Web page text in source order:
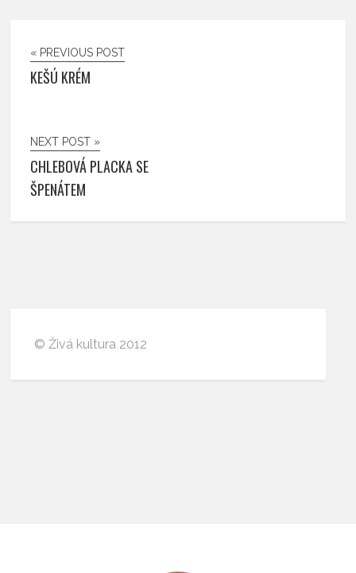
« PREVIOUS POST
KEŠÚ KRÉM
NEXT POST »
CHLEBOVÁ PLACKA SE
ŠPENÁTEM
© Živá kultura 2012